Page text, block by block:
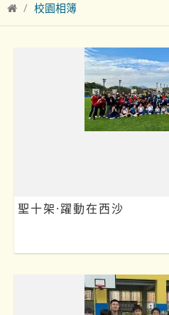
校園相簿
聖十架·躍動在西沙